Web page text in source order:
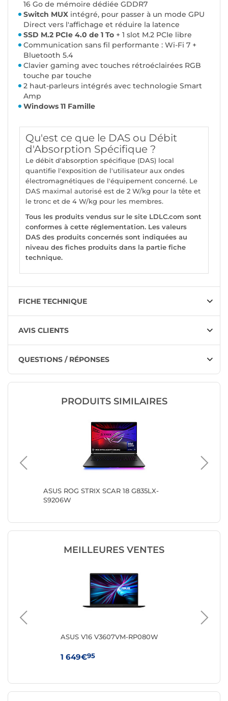
16 Go de mémoire dédiée GDDR7
Switch MUX intégré, pour passer à un mode GPU
Direct vers l'affichage et réduire la latence
SSD M.2 PCIe 4.0 de 1 To + 1 slot M.2 PCIe libre
Communication sans fil performante : Wi-Fi 7 +
Bluetooth 5.4
Clavier gaming avec touches rétroéclairées RGB
touche par touche
2 haut-parleurs intégrés avec technologie Smart
Amp
Windows 11 Famille
Qu'est ce que le DAS ou Débit
d'Absorption Spécifique ?
Le débit d'absorption spécifique (DAS) local
quantifie l'exposition de l'utilisateur aux ondes
électromagnétiques de l'équipement concerné. Le
DAS maximal autorisé est de 2 W/kg pour la tête et
le tronc et de 4 W/kg pour les membres.
Tous les produits vendus sur le site LDLC.com sont
conformes à cette réglementation. Les valeurs
DAS des produits concernés sont indiquées au
niveau des fiches produits dans la partie fiche
technique.
FICHE TECHNIQUE
AVIS CLIENTS
QUESTIONS / RÉPONSES
PRODUITS SIMILAIRES
ASUS ROG STRIX SCAR 18 G835LX-
S9206W
MEILLEURES VENTES
ASUS V16 V3607VM-RP080W
1 649€95